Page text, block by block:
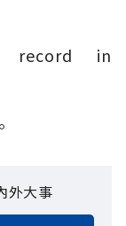
in
外大事